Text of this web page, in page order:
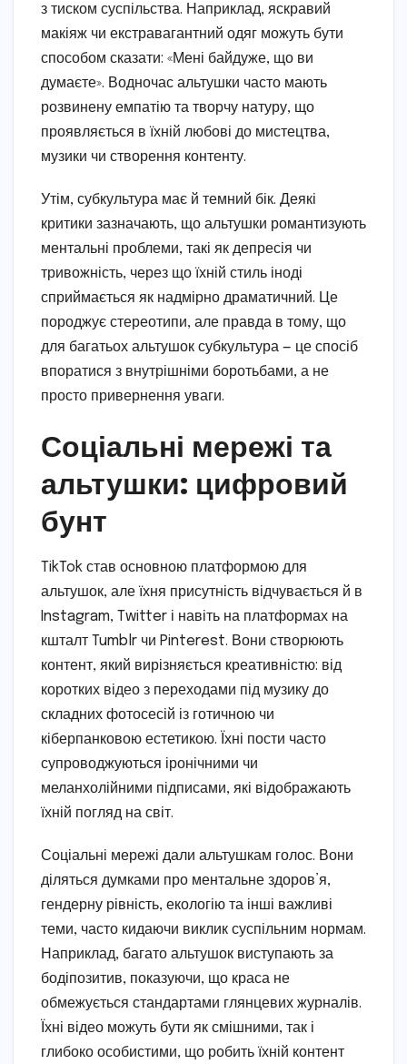
з тиском суспільства. Наприклад, яскравий
макіяж чи екстравагантний одяг можуть бути
способом сказати: «Мені байдуже, що ви
думаєте». Водночас альтушки часто мають
розвинену емпатію та творчу натуру, що
проявляється в їхній любові до мистецтва,
музики чи створення контенту.
Утім, субкультура має й темний бік. Деякі
критики зазначають, що альтушки романтизують
ментальні проблеми, такі як депресія чи
тривожність, через що їхній стиль іноді
сприймається як надмірно драматичний. Це
породжує стереотипи, але правда в тому, що
для багатьох альтушок субкультура — це спосіб
впоратися з внутрішніми боротьбами, а не
просто привернення уваги.
Соціальні мережі та
альтушки: цифровий
бунт
TikTok став основною платформою для
альтушок, але їхня присутність відчувається й в
Instagram, Twitter і навіть на платформах на
кшталт Tumblr чи Pinterest. Вони створюють
контент, який вирізняється креативністю: від
коротких відео з переходами під музику до
складних фотосесій із готичною чи
кіберпанковою естетикою. Їхні пости часто
супроводжуються іронічними чи
меланхолійними підписами, які відображають
їхній погляд на світ.
Соціальні мережі дали альтушкам голос. Вони
діляться думками про ментальне здоров’я,
гендерну рівність, екологію та інші важливі
теми, часто кидаючи виклик суспільним нормам.
Наприклад, багато альтушок виступають за
бодіпозитив, показуючи, що краса не
обмежується стандартами глянцевих журналів.
Їхні відео можуть бути як смішними, так і
глибоко особистими, що робить їхній контент